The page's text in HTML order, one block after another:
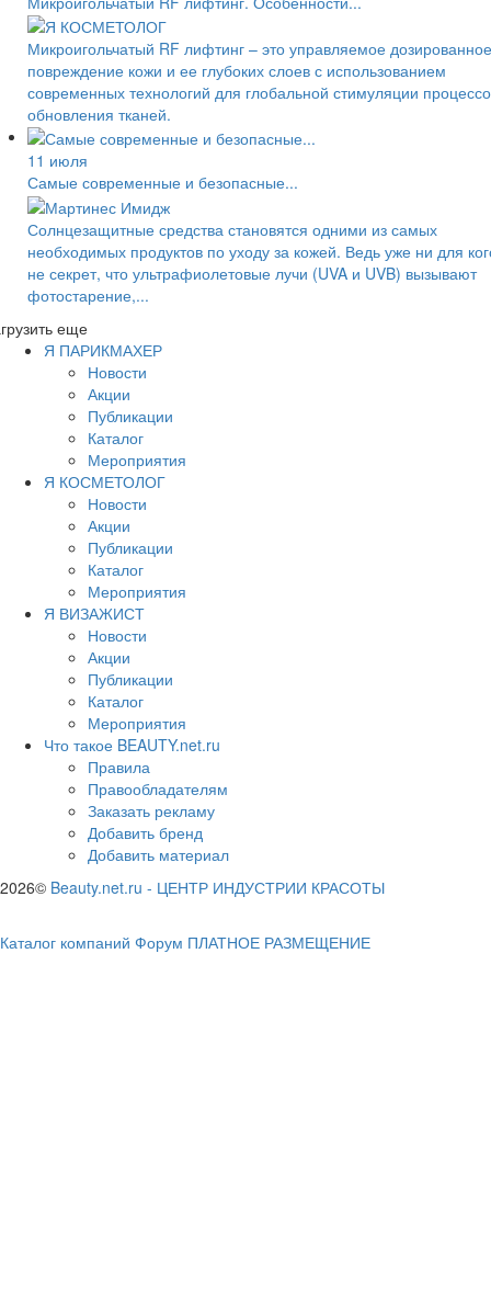
Микроигольчатый RF лифтинг – это управляемое дозированное
повреждение кожи и ее глубоких слоев с использованием
современных технологий для глобальной стимуляции
обновления тканей.
11 июля
Самые современные и безопасные...
Солнцезащитные средства становятся одними из самых
необходимых продуктов по уходу за кожей. Ведь уже ни для
не секрет, что ультрафиолетовые лучи (UVA и UVB) вызывают
фотостарение,...
еще
Я ПАРИКМАХЕР
Новости
Акции
Публикации
Каталог
Мероприятия
Я КОСМЕТОЛОГ
Новости
Акции
Публикации
Каталог
Мероприятия
Я ВИЗАЖИСТ
Новости
Акции
Публикации
Каталог
Мероприятия
Что такое BEAUTY.net.ru
Правила
Правообладателям
Заказать рекламу
Добавить бренд
Добавить материал
2026© Beauty.net.ru - ЦЕНТР ИНДУСТРИИ КРАСОТЫ
Каталог компаний Форум ПЛАТНОЕ РАЗМЕЩЕНИЕ